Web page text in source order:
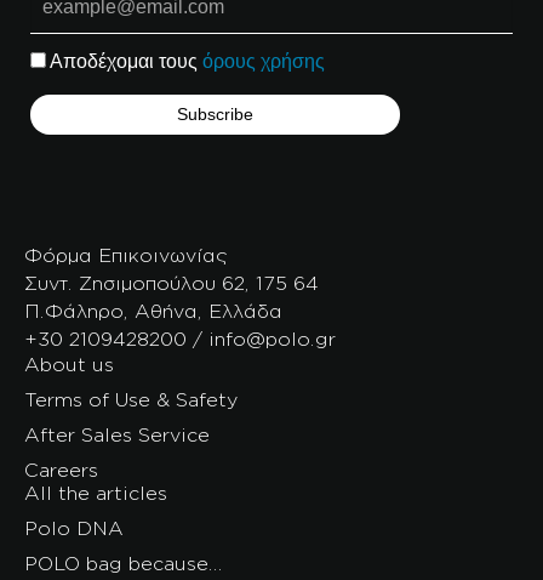
Αποδέχομαι τους όρους χρήσης
Φόρμα Επικοινωνίας
Συντ. Ζησιμοπούλου 62, 175 64
Π.Φάληρο, Αθήνα, Ελλάδα
+30 2109428200 / info@polo.gr
About us
Terms of Use & Safety
After Sales Service
Careers
All the articles
Polo DNA
POLO bag because…